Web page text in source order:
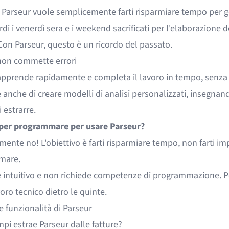
vuole semplicemente farti risparmiare tempo per
i venerdì sera e i weekend sacrificati per l'elaborazione
Parseur, questo è un ricordo del passato.
commette errori
rapidamente e completa il lavoro in tempo,
di creare modelli di analisi personalizzati,
programmare per usare Parseur?
no! L'obiettivo è farti risparmiare tempo, non farti
intuitivo e non richiede competenze di programmazione.
tecnico dietro le quinte.
funzionalità di Parseur
estrae Parseur dalle fatture?